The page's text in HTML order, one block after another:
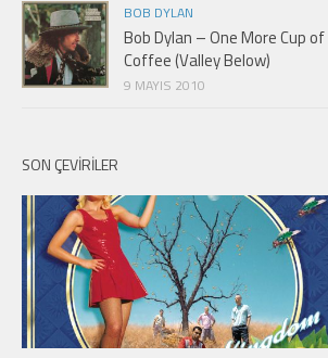
BOB DYLAN
Bob Dylan – One More Cup of
Coffee (Valley Below)
9 MAYIS 2010
SON ÇEVIRILER